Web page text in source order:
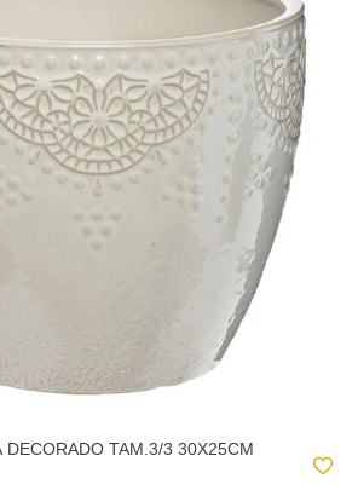
DECORADO TAM.3/3 30X25CM